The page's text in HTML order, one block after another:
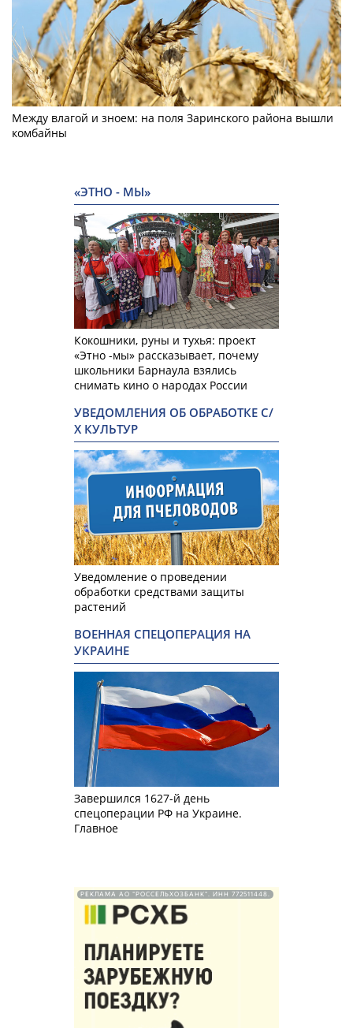
Между влагой и зноем: на поля Заринского района вышли
комбайны
«ЭТНО - МЫ»
Кокошники, руны и тухья: проект
«Этно -мы» рассказывает, почему
школьники Барнаула взялись
снимать кино о народах России
УВЕДОМЛЕНИЯ ОБ ОБРАБОТКЕ С/
Х КУЛЬТУР
Уведомление о проведении
обработки средствами защиты
растений
ВОЕННАЯ СПЕЦОПЕРАЦИЯ НА
УКРАИНЕ
Завершился 1627-й день
спецоперации РФ на Украине.
Главное
РЕКЛАМА АО "РОССЕЛЬХОЗБАНК". ИНН 772511448.